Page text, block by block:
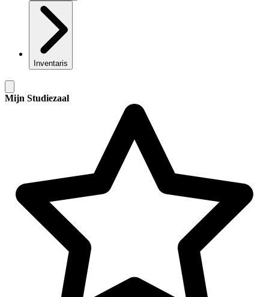
Inventaris
Mijn Studiezaal